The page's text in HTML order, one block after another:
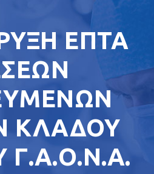
ΕΠΤΑ
ΚΛΑΔΟΥ
Γ.Α.Ο.Ν.Α.